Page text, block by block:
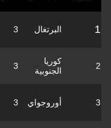
1 البرتغال 3
2
كوريا
الجنوبية
3
3 أوروجواي 3